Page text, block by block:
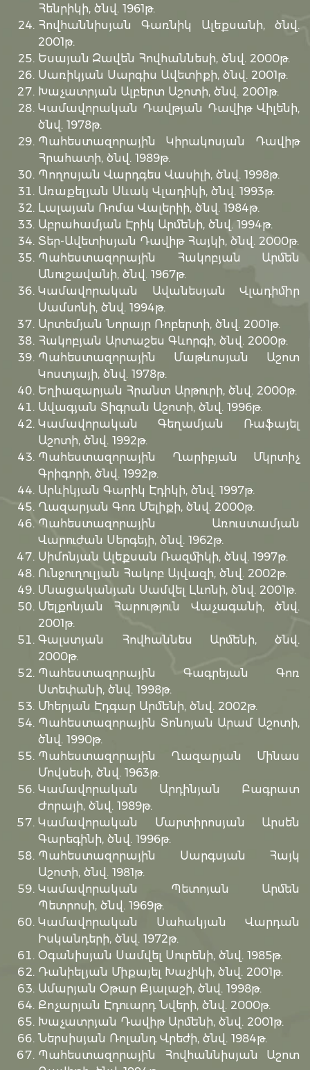
Հենրիկի, ծնվ. 1961թ.
Հովհաննիսյան Գառնիկ Ալեքսանի, ծնվ.
2001թ.
Եսայան Զավեն Հովհաննեսի, ծնվ. 2000թ.
Սառիկյան Սարգիս Ավետիքի, ծնվ. 2001թ.
Խաչատրյան Ալբերտ Աշոտի, ծնվ. 2001թ.
Կամավորական Դավթյան Դավիթ Վիլենի,
ծնվ. 1978թ.
Պահեստազորային Կիրակոսյան Դավիթ
Հրահատի, ծնվ. 1989թ.
Պողոսյան Վարդգես Վասիլի, ծնվ. 1998թ.
Առաքելյան Սևակ Վլադիկի, ծնվ. 1993թ.
Լալայան Ռոմա Վալերիի, ծնվ. 1984թ.
Աբրահամյան Էրիկ Արմենի, ծնվ. 1994թ.
Տեր-Ավետիսյան Դավիթ Հայկի, ծնվ. 2000թ.
Պահեստազորային Հակոբյան Արմեն
Անուշավանի, ծնվ. 1967թ.
Կամավորական Ավանեսյան Վլադիմիր
Սամսոնի, ծնվ. 1994թ.
Արտեմյան Նորայր Ռոբերտի, ծնվ. 2001թ.
Հակոբյան Արտաշես Գևորգի, ծնվ. 2000թ.
Պահեստազորային Մաթևոսյան Աշոտ
Կոստյայի, ծնվ. 1978թ.
Եղիազարյան Հրանտ Արթուրի, ծնվ. 2000թ.
Ավագյան Տիգրան Աշոտի, ծնվ. 1996թ.
Կամավորական Գեղամյան Ռաֆայել
Աշոտի, ծնվ. 1992թ.
Պահեստազորային Ղարիբյան Մկրտիչ
Գրիգորի, ծնվ. 1992թ.
Արևիկյան Գարիկ Էդիկի, ծնվ. 1997թ.
Ղազարյան Գոռ Մելիքի, ծնվ. 2000թ.
Պահեստազորային Առուստամյան
Վարուժան Սերգեյի, ծնվ. 1962թ.
Սիմոնյան Ալեքսան Ռազմիկի, ծնվ. 1997թ.
Ունջուղուլյան Հակոբ Այվազի, ծնվ. 2002թ.
Մնացականյան Սամվել Լևոնի, ծնվ. 2001թ.
Մելքոնյան Հարություն Վաչագանի, ծնվ.
2001թ.
Գալստյան Հովհաննես Արմենի, ծնվ.
2000թ.
Պահեստազորային Գագրեյան Գոռ
Ստեփանի, ծնվ. 1998թ.
Մհերյան Էդգար Արմենի, ծնվ. 2002թ.
Պահեստազորային Տոնոյան Արամ Աշոտի,
ծնվ. 1990թ.
Պահեստազորային Ղազարյան Մինաս
Մովսեսի, ծնվ. 1963թ.
Կամավորական Արդինյան Բագրատ
Ժորայի, ծնվ. 1989թ.
Կամավորական Մարտիրոսյան Արսեն
Գարեգինի, ծնվ. 1996թ.
Պահեստազորային Սարգսյան Հայկ
Աշոտի, ծնվ. 1981թ.
Կամավորական Պետոյան Արմեն
Պետրոսի, ծնվ. 1969թ.
Կամավորական Սահակյան Վարդան
Իսկանդերի, ծնվ. 1972թ.
Օգանիսյան Սամվել Սուրենի, ծնվ. 1985թ.
Դանիելյան Միքայել Խաչիկի, ծնվ. 2001թ.
Ամարյան Օթար Քյալաշի, ծնվ. 1998թ.
Քոչարյան Էդուարդ Նվերի, ծնվ. 2000թ.
Խաչատրյան Դավիթ Արմենի, ծնվ. 2001թ.
Ներսիսյան Ռոլանդ Վրեժի, ծնվ. 1984թ.
Պահեստազորային Հովհաննիսյան Աշոտ